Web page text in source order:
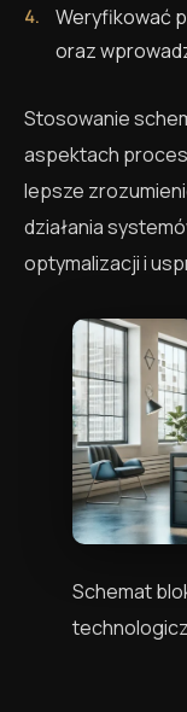
Weryfikować
oraz
Stosowanie
aspektach
lepsze
działania
optymalizacji i
Schemat